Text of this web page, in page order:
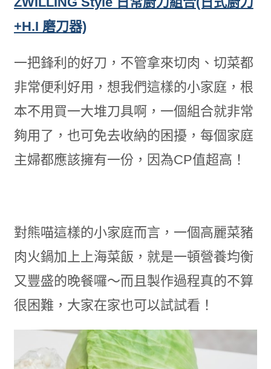
+H.I 磨刀器)
一把鋒利的好刀，不管拿來切肉、切菜都
非常便利好用，想我們這樣的小家庭，根
本不用買一大堆刀具啊，一個組合就非常
夠用了，也可免去收納的困擾，每個家庭
主婦都應該擁有一份，因為CP值超高！
對熊喵這樣的小家庭而言，一個高麗菜豬
肉火鍋加上上海菜飯，就是一頓營養均衡
又豐盛的晚餐囉～而且製作過程真的不算
很困難，大家在家也可以試試看！